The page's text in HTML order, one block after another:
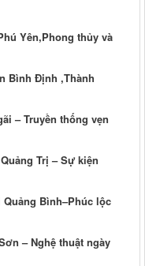
Yên,Phong thủy và
Bình Định ,Thành
– Truyền thống vẹn
Trị – Sự kiện
Bình–Phúc lộc
– Nghệ thuật ngày